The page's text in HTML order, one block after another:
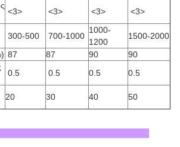
<3> <3> <3>
<3>
300-500 700-1000
1000-
1200
1500-2000
87 87 90
90
0.5 0.5 0.5 0.5
20 30 40 50